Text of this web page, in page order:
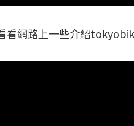
看網路上一些介紹